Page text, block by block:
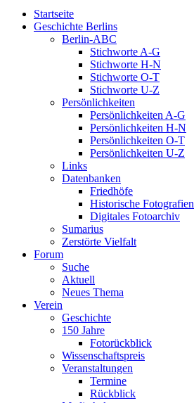
Startseite
Geschichte Berlins
Berlin-ABC
Stichworte A-G
Stichworte H-N
Stichworte O-T
Stichworte U-Z
Persönlichkeiten
Persönlichkeiten A-G
Persönlichkeiten H-N
Persönlichkeiten O-T
Persönlichkeiten U-Z
Links
Datenbanken
Friedhöfe
Historische Fotografien
Digitales Fotoarchiv
Sumarius
Zerstörte Vielfalt
Forum
Suche
Aktuell
Neues Thema
Verein
Geschichte
150 Jahre
Fotorückblick
Wissenschaftspreis
Veranstaltungen
Termine
Rückblick